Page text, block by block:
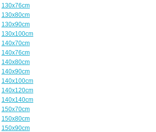
130x76cm
130x80cm
130x90cm
130x100cm
140x70cm
140x76cm
140x80cm
140x90cm
140x100cm
140x120cm
140x140cm
150x70cm
150x80cm
150x90cm